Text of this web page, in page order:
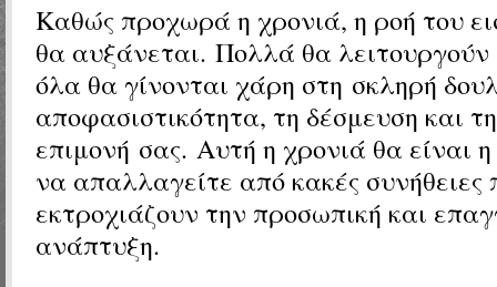
Καθώς προχωρά η χρονιά, η ροή του
θα αυξάνεται. Πολλά θα λειτουργούν
όλα θα γίνονται χάρη στη σκληρή
αποφασιστικότητα, τη δέσμευση και
επιμονή σας. Αυτή η χρονιά θα είναι
να απαλλαγείτε από κακές συνήθειες
εκτροχιάζουν την προσωπική και
ανάπτυξη.